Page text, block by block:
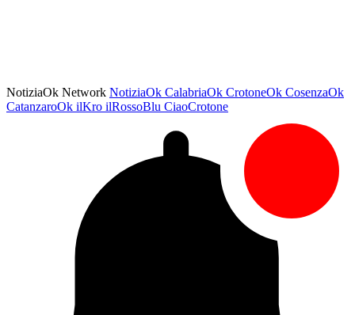
NotiziaOk Network NotiziaOk CalabriaOk CrotoneOk CosenzaOk
CatanzaroOk ilKro ilRossoBlu CiaoCrotone